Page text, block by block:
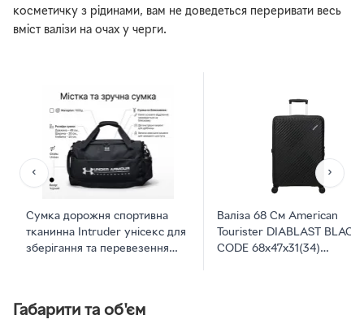
косметичку з рідинами, вам не доведеться переривати весь
вміст валізи на очах у черги.
‹
Сумка дорожня спортивна
тканинна Intruder унісекс для
зберігання та перевезення
Валіза 68 См American
Tourister DIABLAST BLACK
CODE 68x47x31(34)
›
Габарити та об'єм